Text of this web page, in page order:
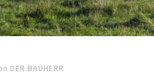
DER BAUHERR